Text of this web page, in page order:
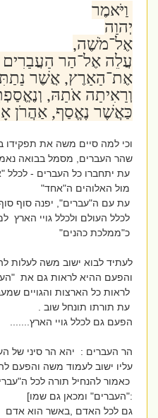
וַיֹּאמֶר
יְהוָה
אֶל־מֹשֶׁה,
עֲלֵה אֶל־הַר הָעֲבָרִים
אֶת־הָאָרֶץ, אֲשֶׁר
וְרָאִיתָה אֹתָהּ,
כַּאֲשֶׁר נֶאֱסַף, אַהֲרֹן
וכי למה סיים משה את תפקידו
שהר העברים, מסמל בבואה
עת יתחברו כל העברים - לכלל
מול האלוהים ה"אחד"
עת עם ה"עברים", יפנה סוף
לכלל העולם ולכלל גויי הארץ
כ"ממלכת כהנים"
לעתיד לבוא ישוב משה לעלות
והפעם ההיא לראות גם את
לראות כל הארצות והגויים
עת תורתו תונחל שוב .
הפעם גם לכלל גויי הארץ.......
הר העברים : יהא הר סיני של
עליו ישוב לעמוד משה והפעם
כאמור להנחיל תורה לכל
:"העברים" ומכאן גם שמו]
גם לכל האדם ,באשר הוא אדם